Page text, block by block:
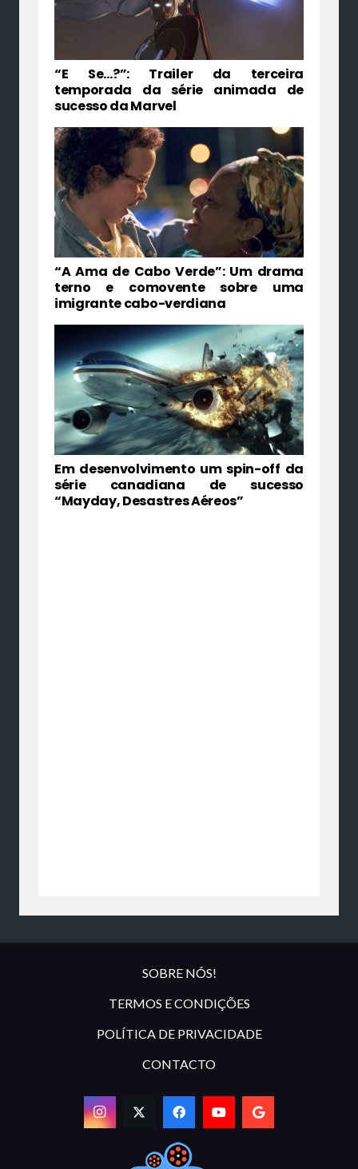
“E Se…?”: Trailer da terceira
temporada da série animada de
sucesso da Marvel
“A Ama de Cabo Verde”: Um drama
terno e comovente sobre uma
imigrante cabo-verdiana
Em desenvolvimento um spin-off da
série canadiana de sucesso
“Mayday, Desastres Aéreos”
SOBRE NÓS!
TERMOS E CONDIÇÕES
POLÍTICA DE PRIVACIDADE
CONTACTO